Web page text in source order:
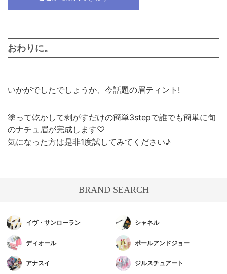
おわりに。
いかがでしたでしょうか、今話題の眉ティント!
塗って乾かして剥がすだけの簡単3stepで誰でも簡単に旬
のナチュ眉が完成します♡
気になった方は是非1度試してみてください♪
BRAND SEARCH
イヴ・サンローラン シャネル
ディオール ポールアンドジョー
アナスイ ジルスチュアート